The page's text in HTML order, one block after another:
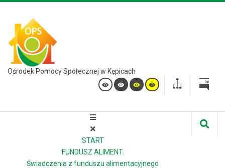
Ośrodek Pomocy Społecznej w Kępicach
START
FUNDUSZ ALIMENT.
Świadczenia z funduszu alimentacyjnego